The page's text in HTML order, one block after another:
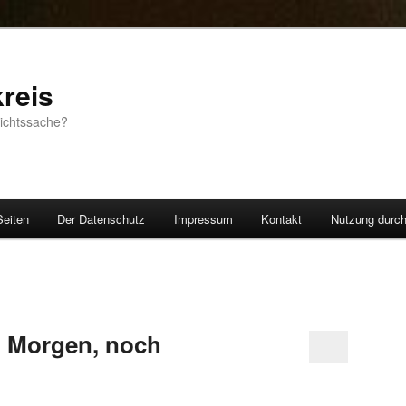
Der Datenschutz Impressum Kontakt Nutzung
Morgen, noch